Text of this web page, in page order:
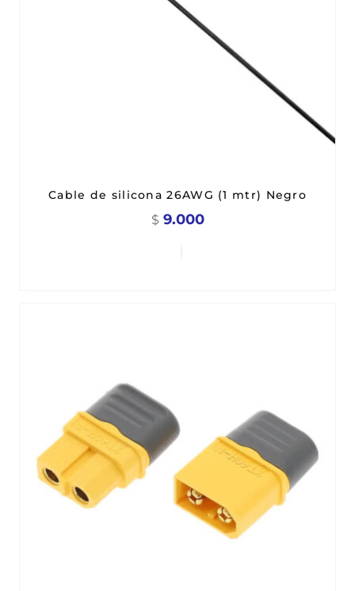
Cable de silicona 26AWG (1 mtr) Negro
$ 9.000